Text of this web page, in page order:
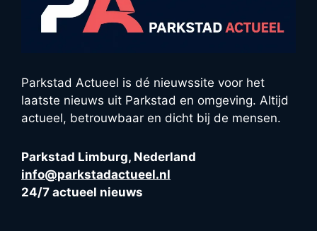
Parkstad Actueel is dé nieuwssite voor het
laatste nieuws uit Parkstad en omgeving. Altijd
actueel, betrouwbaar en dicht bij de mensen.
Parkstad Limburg, Nederland
info@parkstadactueel.nl
24/7 actueel nieuws